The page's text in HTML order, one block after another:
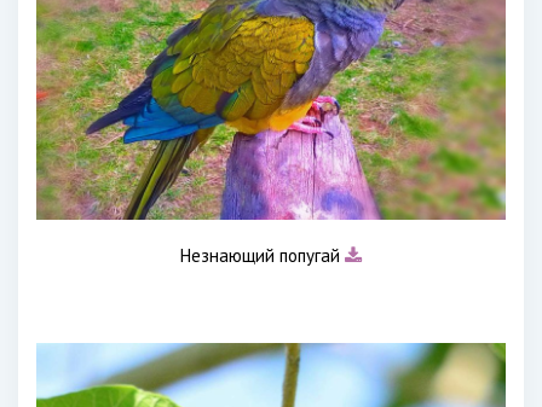
Незнающий попугай